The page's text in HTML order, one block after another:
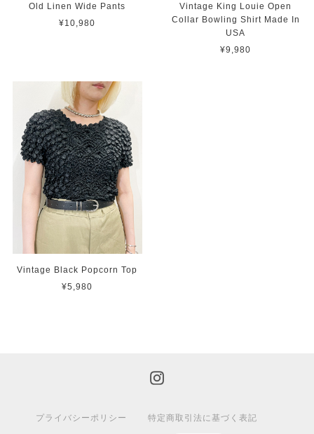
Old Linen Wide Pants
¥10,980
Vintage King Louie Open
Collar Bowling Shirt Made In
USA
¥9,980
Vintage Black Popcorn Top
¥5,980
プライバシーポリシー 特定商取引法に基づく表記